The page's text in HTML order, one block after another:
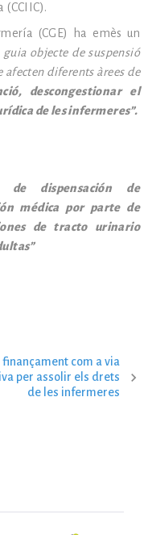
(CCIIC).
(CGE) ha emès un
guia objecte de suspensió
afecten diferents àrees de
descongestionar el
de les infermeres”.
de dispensación de
médica por parte de
de tracto urinario
finançament com a via
per assolir els drets
de les infermeres